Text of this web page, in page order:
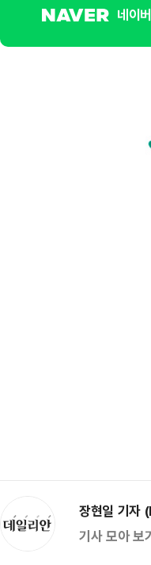
네이
장현일 기
기사 모아 보